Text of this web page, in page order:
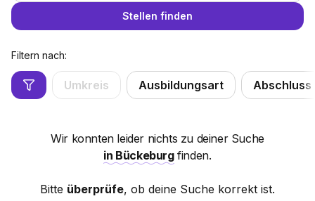
Stellen finden
Filtern nach:
Umkreis Ausbildungsart Abschluss
Wir konnten leider nichts zu deiner Suche
in Bückeburg finden.
Bitte überprüfe, ob deine Suche korrekt ist.